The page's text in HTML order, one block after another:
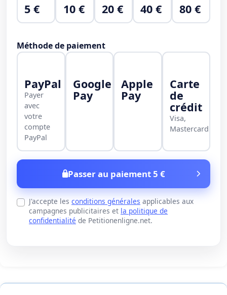
5 € 10 € 20 € 40 € 80 €
Méthode de paiement
PayPal
Payer
avec
votre
compte
PayPal
Google
Pay
Apple
Pay
Carte
de
crédit
Visa,
Mastercard
Passer au paiement 5 €
J'accepte les conditions générales applicables aux
campagnes publicitaires et la politique de
confidentialité de Petitionenligne.net.